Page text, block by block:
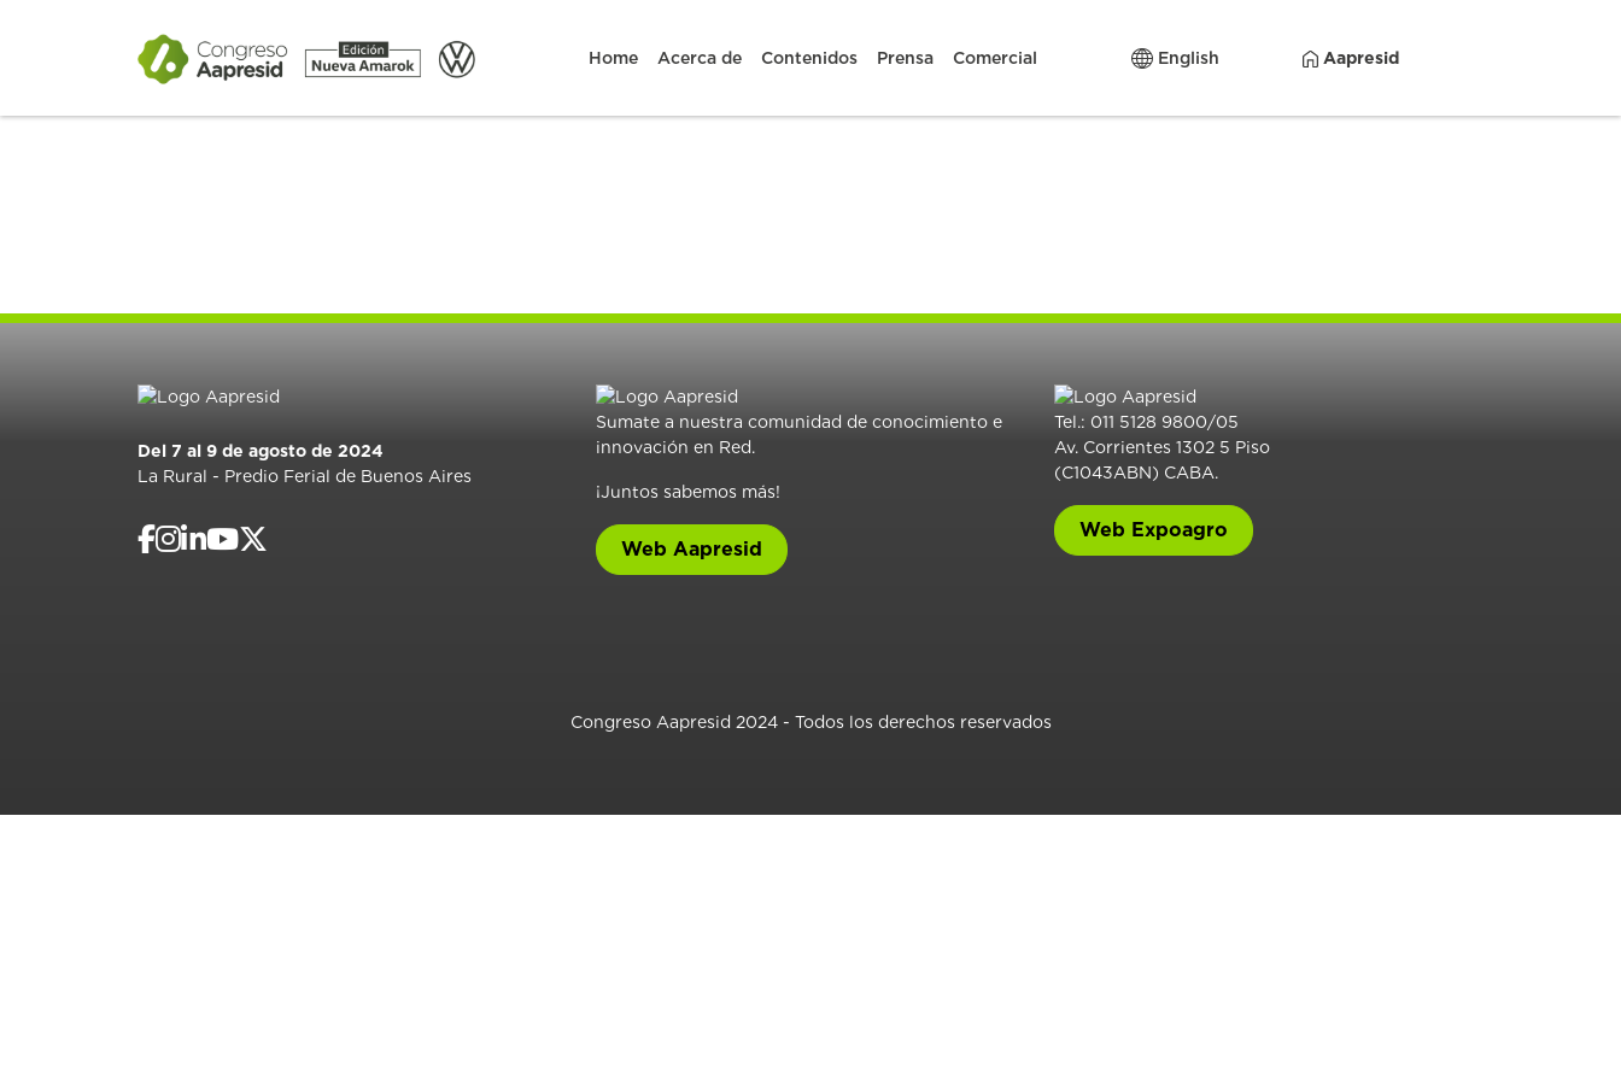
Home Acerca de Contenidos Prensa Comercial English Aapresid
Del 7 al 9 de agosto de 2024
La Rural - Predio Ferial de Buenos Aires
Sumate a nuestra comunidad de conocimiento e
innovación en Red.
¡Juntos sabemos más!
Web Aapresid
Tel.: 011 5128 9800/05
Av. Corrientes 1302 5 Piso
(C1043ABN) CABA.
Web Expoagro
Congreso Aapresid 2024 - Todos los derechos reservados